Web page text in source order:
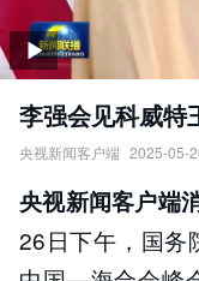
李强会见科威特
央视新闻客户端 2025-05-
责任编辑：央视新闻客
央视新闻客户端
26日下午，国